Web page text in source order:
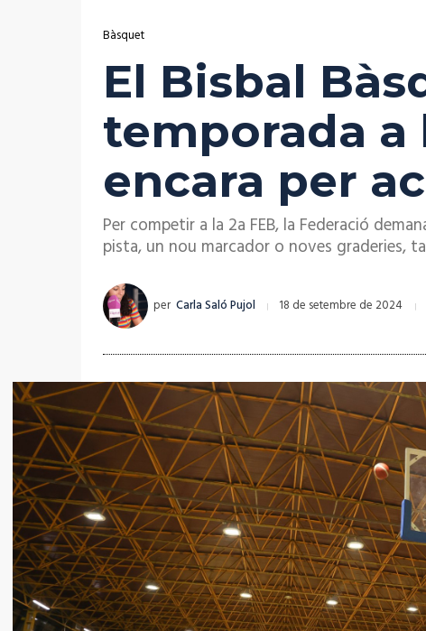
Bàsquet
El Bisbal
temporada a
encara per
Per competir a la 2a FEB, la Federació
pista, un nou marcador o noves graderies,
per Carla Saló Pujol 18 de setembre de 2024